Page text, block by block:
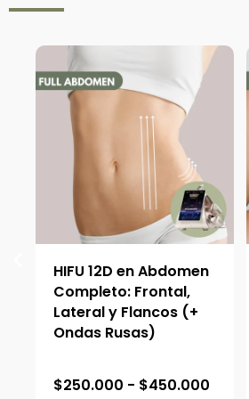
HIFU 12D en Abdomen
Completo: Frontal,
Lateral y Flancos (+
Ondas Rusas)
$250.000 - $450.000